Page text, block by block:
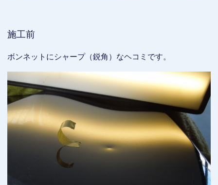
施工前
ボンネットにシャープ（鋭角）なヘコミです。